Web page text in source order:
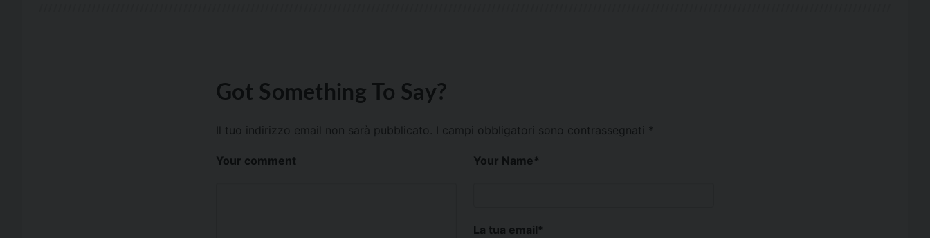
Got Something To Say?
Il tuo indirizzo email non sarà pubblicato. I campi obbligatori sono contrassegnati *
Your comment Your Name*
La tua email*